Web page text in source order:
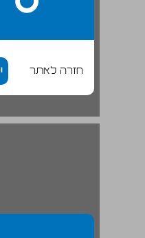
חזרה לאתר